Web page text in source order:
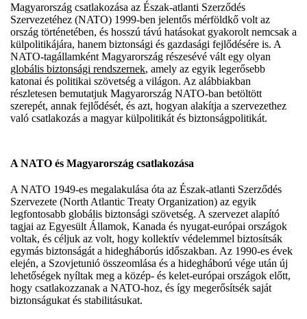
Magyarország csatlakozása az Észak-atlanti Szerződés
Szervezetéhez (NATO) 1999-ben jelentős mérföldkő volt az
ország történetében, és hosszú távú hatásokat gyakorolt nemcsak a
külpolitikájára, hanem biztonsági és gazdasági fejlődésére is. A
NATO-tagállamként Magyarország részesévé vált egy olyan
globális biztonsági rendszernek, amely az egyik legerősebb
katonai és politikai szövetség a világon. Az alábbiakban
részletesen bemutatjuk Magyarország NATO-ban betöltött
szerepét, annak fejlődését, és azt, hogyan alakítja a szervezethez
való csatlakozás a magyar külpolitikát és biztonságpolitikát.
A NATO és Magyarország csatlakozása
A NATO 1949-es megalakulása óta az Észak-atlanti Szerződés
Szervezete (North Atlantic Treaty Organization) az egyik
legfontosabb globális biztonsági szövetség. A szervezet alapító
tagjai az Egyesült Államok, Kanada és nyugat-európai országok
voltak, és céljuk az volt, hogy kollektív védelemmel biztosítsák
egymás biztonságát a hidegháborús időszakban. Az 1990-es évek
elején, a Szovjetunió összeomlása és a hidegháború vége után új
lehetőségek nyíltak meg a közép- és kelet-európai országok előtt,
hogy csatlakozzanak a NATO-hoz, és így megerősítsék saját
biztonságukat és stabilitásukat.